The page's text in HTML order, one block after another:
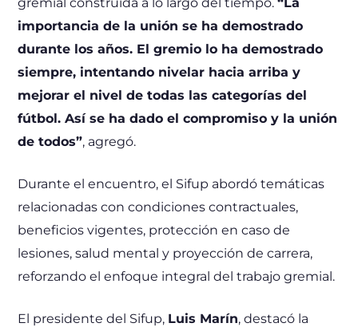
importancia de la unión se ha demostrado
durante los años. El gremio lo ha demostrado
siempre, intentando nivelar hacia arriba y
mejorar el nivel de todas las categorías del
fútbol. Así se ha dado el compromiso y la unión
de todos”, agregó.
Durante el encuentro, el Sifup abordó temáticas
relacionadas con condiciones contractuales,
beneficios vigentes, protección en caso de
lesiones, salud mental y proyección de carrera,
reforzando el enfoque integral del trabajo gremial.
El presidente del Sifup, Luis Marín, destacó la